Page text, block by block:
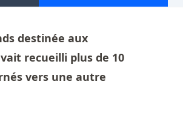
destinée aux
recueilli plus de 10
vers une autre